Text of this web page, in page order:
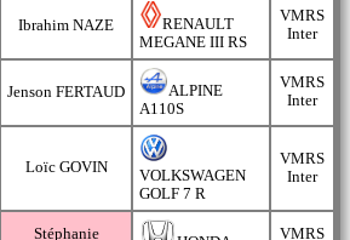
Ibrahim NAZE
RENAULT
MEGANE III RS
VMRS
Inter
Jenson FERTAUD
ALPINE
A110S
VMRS
Inter
Loïc GOVIN
VOLKSWAGEN
GOLF 7 R
VMRS
Inter
Stéphanie
VMRS